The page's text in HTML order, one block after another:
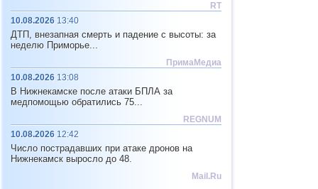
1
17
18 Папуа-Новая Гвинея
19 Мексика
20 Турция
4,3 1
22 Индия
23 Иран
4,3 1
RT
10.08.2026 13:40
ДТП, внезапная смерть и падение с высоты: за
неделю Приморье...
ПримаМедиа
10.08.2026 13:08
В Нижнекамске после атаки БПЛА за
медпомощью обратились 75...
REGNUM
10.08.2026 12:42
Число пострадавших при атаке дронов на
Нижнекамск выросло до 48.
Mail.Ru